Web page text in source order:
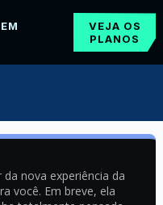
VEJA OS
PLANOS
nova experiência da
você. Em breve, ela